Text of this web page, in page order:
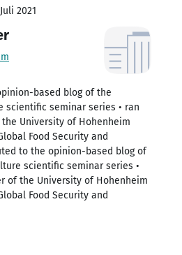
2021
based blog of the
scientific seminar series • ran
University of Hohenheim
Food Security and
to the opinion-based blog of
scientific seminar series •
of the University of Hohenheim
Food Security and